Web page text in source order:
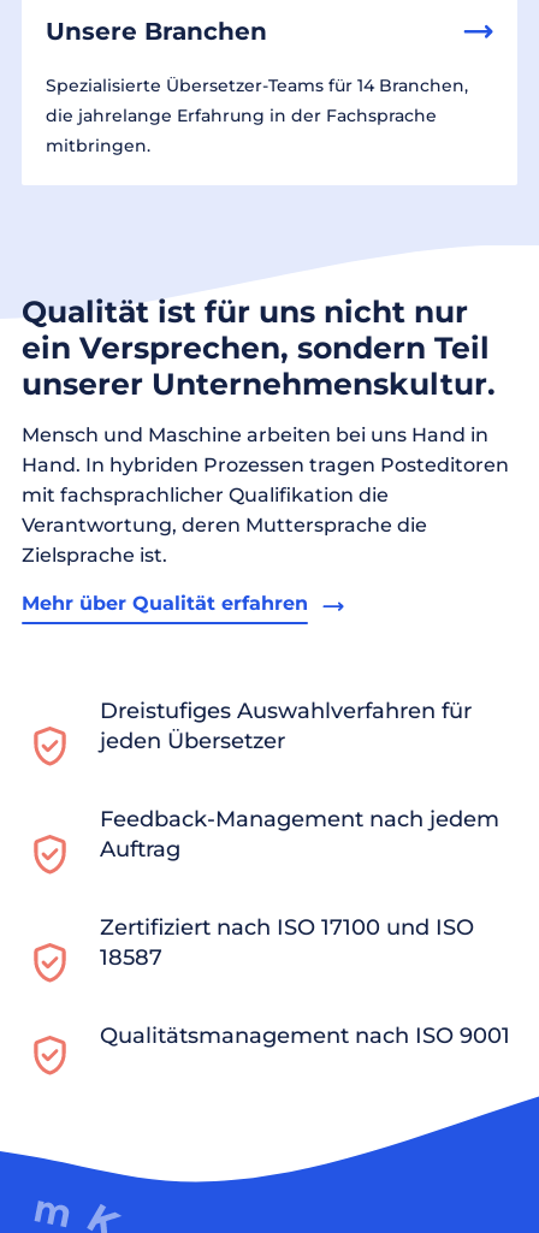
Unsere Branchen
Spezialisierte Übersetzer-Teams für 14 Branchen,
die jahrelange Erfahrung in der Fachsprache
mitbringen.
Qualität ist für uns nicht nur
ein Versprechen, sondern Teil
unserer Unternehmenskultur.
Mensch und Maschine arbeiten bei uns Hand in
Hand. In hybriden Prozessen tragen Posteditoren
mit fachsprachlicher Qualifikation die
Verantwortung, deren Muttersprache die
Zielsprache ist.
Mehr über Qualität erfahren
Dreistufiges Auswahlverfahren für
jeden Übersetzer
Feedback-Management nach jedem
Auftrag
Zertifiziert nach ISO 17100 und ISO
18587
Qualitätsmanagement nach ISO 9001